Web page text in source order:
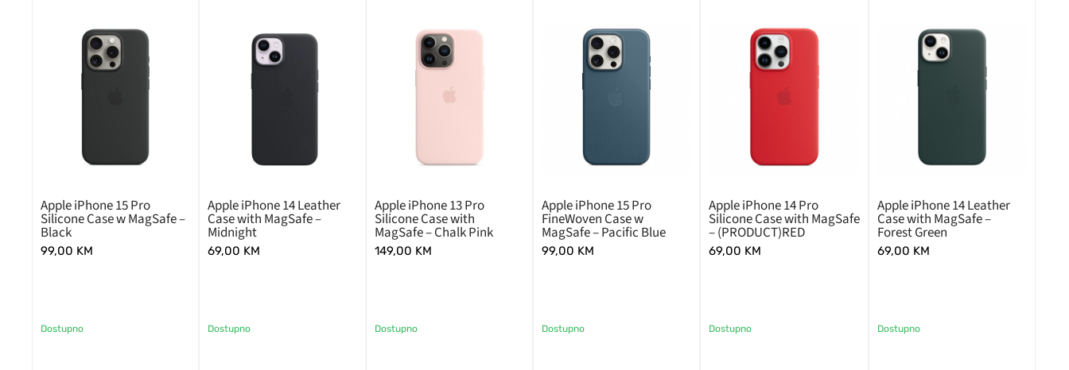
Apple iPhone 15 Pro
Silicone Case w MagSafe –
Black
99,00 KM
Dostupno
Apple iPhone 14 Leather
Case with MagSafe –
Midnight
69,00 KM
Dostupno
Apple iPhone 13 Pro
Silicone Case with
MagSafe – Chalk Pink
149,00 KM
Dostupno
Apple iPhone 15 Pro
FineWoven Case w
MagSafe – Pacific Blue
99,00 KM
Dostupno
Apple iPhone 14 Pro
Silicone Case with MagSafe
– (PRODUCT)RED
69,00 KM
Dostupno
Apple iPhone 14 Leather
Case with MagSafe –
Forest Green
69,00 KM
Dostupno